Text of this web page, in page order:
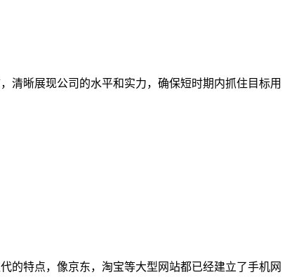
清晰展现公司的水平和实力，确保短时期内抓住目标用
的特点，像京东，淘宝等大型网站都已经建立了手机网